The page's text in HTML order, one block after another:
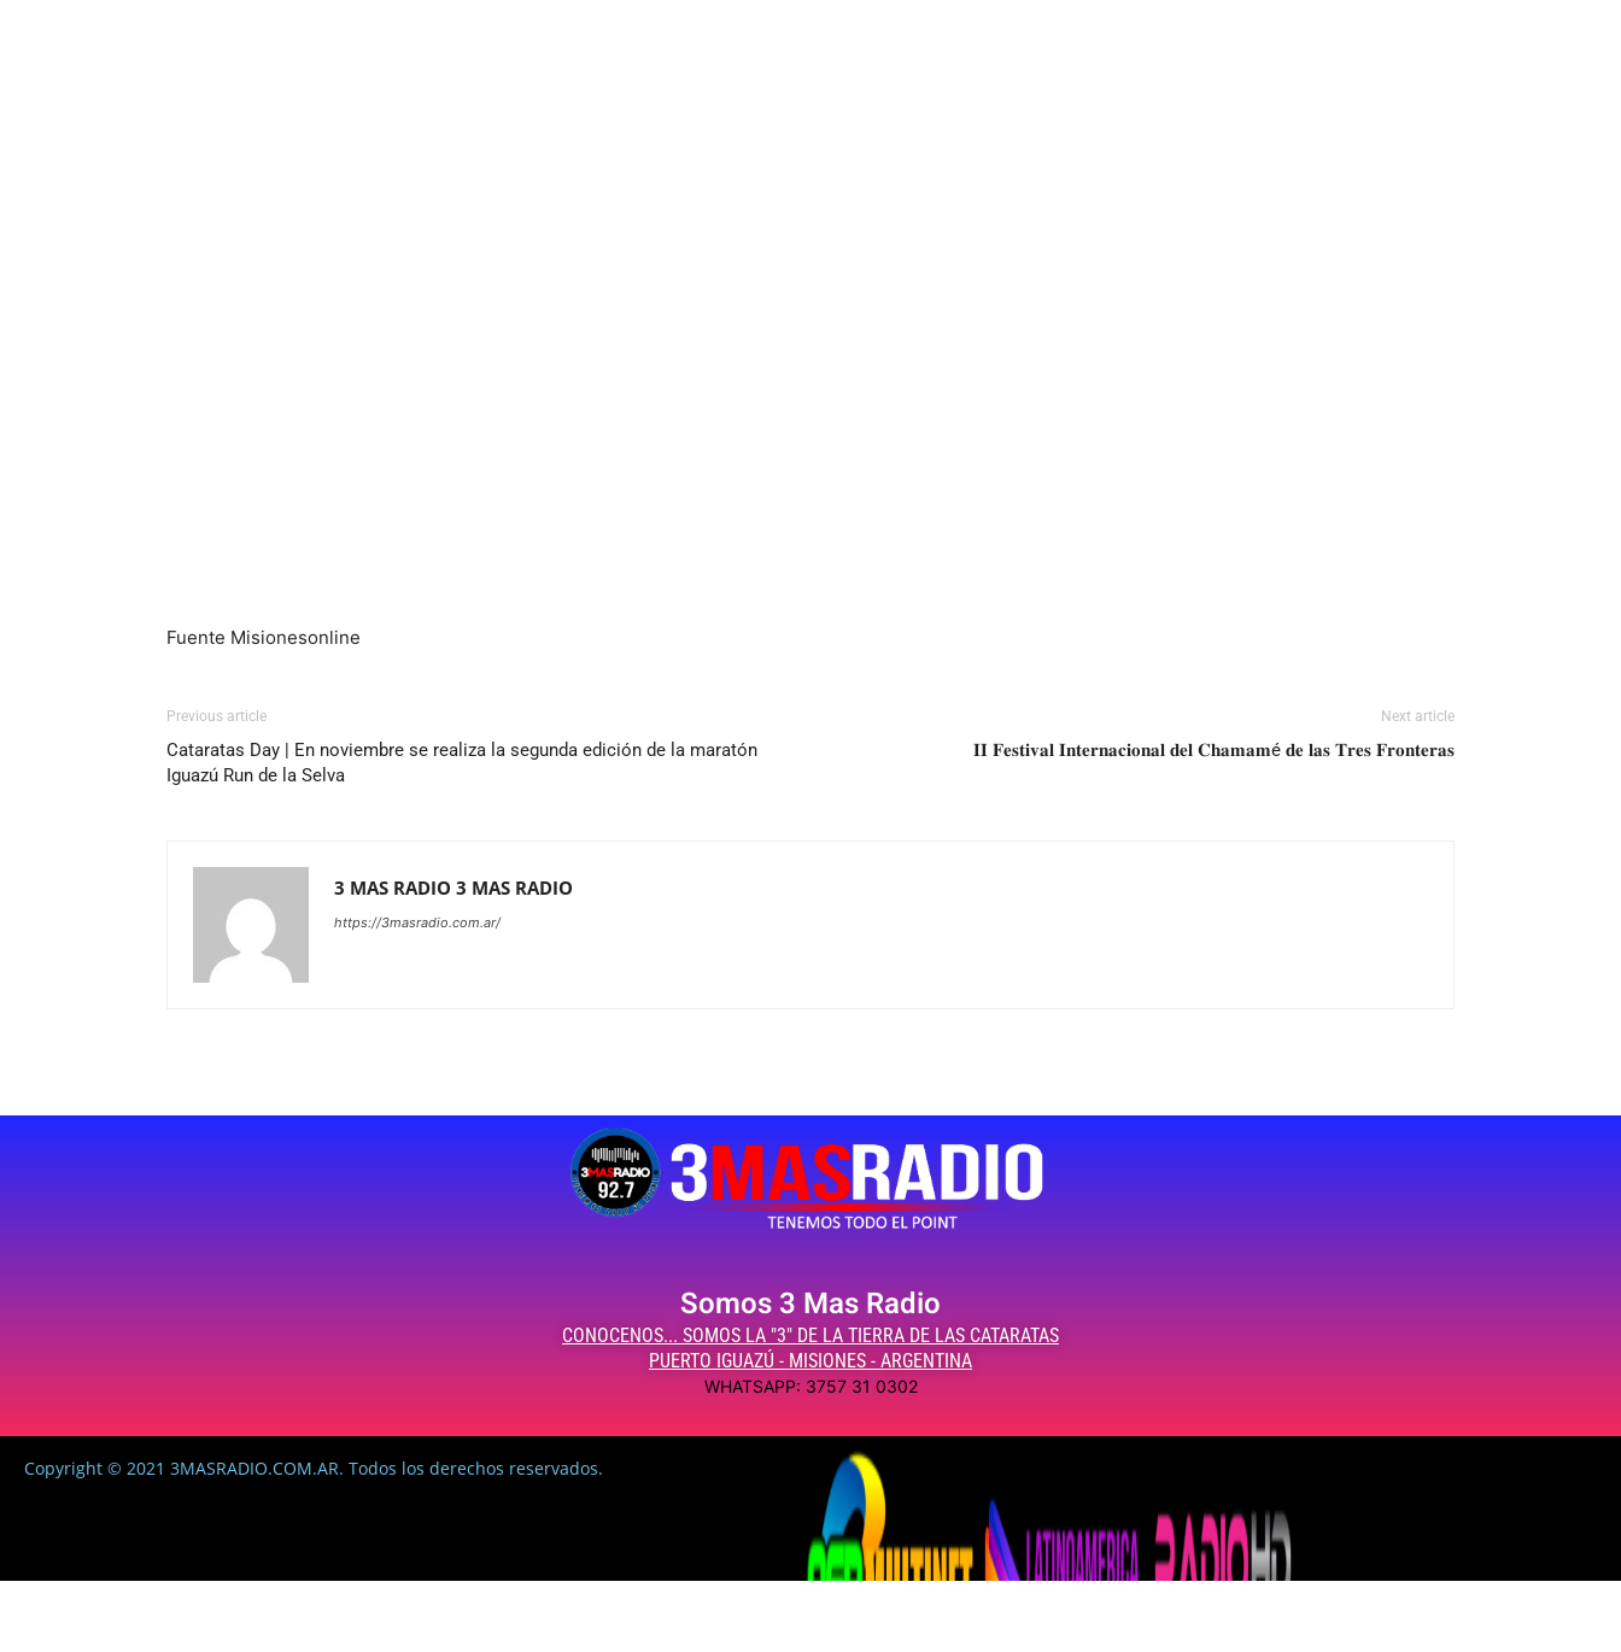
Fuente Misionesonline
Previous article
Cataratas Day | En noviembre se realiza la segunda edición de la maratón
Iguazú Run de la Selva
Next article
𝐈𝐈 𝐅𝐞𝐬𝐭𝐢𝐯𝐚𝐥 𝐈𝐧𝐭𝐞𝐫𝐧𝐚𝐜𝐢𝐨𝐧𝐚𝐥 𝐝𝐞𝐥 𝐂𝐡𝐚𝐦𝐚𝐦é 𝐝𝐞 𝐥𝐚𝐬 𝐓𝐫𝐞𝐬 𝐅𝐫𝐨𝐧𝐭𝐞𝐫𝐚𝐬
3 MAS RADIO 3 MAS RADIO
https://3masradio.com.ar/
Somos 3 Mas Radio
CONOCENOS... SOMOS LA "3" DE LA TIERRA DE LAS CATARATAS
PUERTO IGUAZÚ - MISIONES - ARGENTINA
WHATSAPP: 3757 31 0302
Copyright © 2021 3MASRADIO.COM.AR. Todos los derechos reservados.